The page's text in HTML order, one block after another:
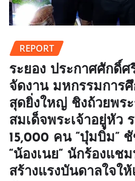
REPORT
ระยอง ประกาศศักดิ์ศ
จัดงาน มหกรรมการ
สุดยิ่งใหญ่ ชิงถ้วยพร
สมเด็จพระเจ้าอยู่หัว
15,000 คน “บุ๋มบิ๋ม”
“น้องเนย“ นักร้องแช
สร้างแรงบันดาลใจใ